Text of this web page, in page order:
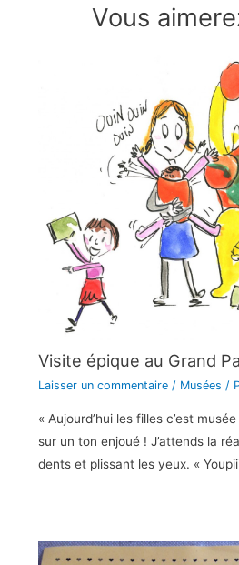
Vous
Visite épique au Grand
Laisser un commentaire / Musées /
« Aujourd’hui les filles c’est
sur un ton enjoué ! J’attends la
dents et plissant les yeux. «